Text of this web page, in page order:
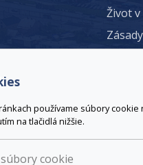
používame súbory
na tlačidlá nižšie.
cookie
Život